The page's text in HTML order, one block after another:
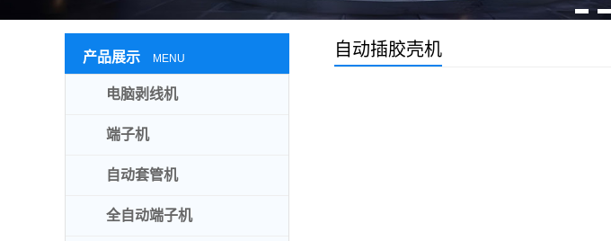
自动插胶壳机
产品展示 MENU
电脑剥线机
端子机
自动套管机
全自动端子机